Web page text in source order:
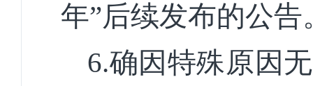
年”后续发布的公告
6.确因特殊原因